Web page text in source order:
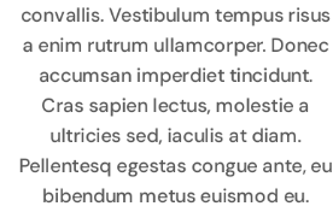
convallis. Vestibulum tempus risus
a enim rutrum ullamcorper. Donec
accumsan imperdiet tincidunt.
Cras sapien lectus, molestie a
ultricies sed, iaculis at diam.
Pellentesq egestas congue ante, eu
bibendum metus euismod eu.